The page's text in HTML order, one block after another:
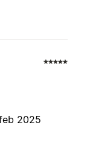
2025